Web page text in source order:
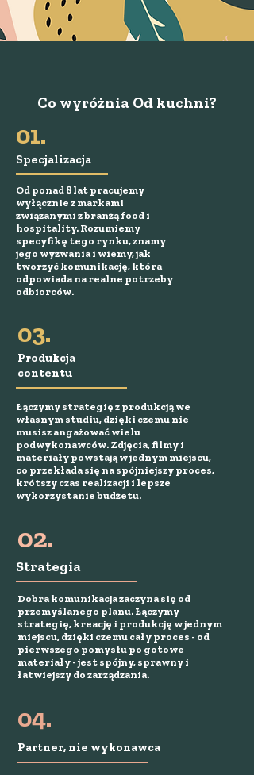
Co wyróżnia Od kuchni?
01.
Specjalizacja
Od ponad 8 lat pracujemy
wyłącznie z markami
związanymi z branżą food i
hospitality. Rozumiemy
specyfikę tego rynku, znamy
jego wyzwania i wiemy, jak
tworzyć komunikację, która
odpowiada na realne potrzeby
odbiorców.
03.
Produkcja
contentu
Łączymy strategię z produkcją we
własnym studiu, dzięki czemu nie
musisz angażować wielu
podwykonawców. Zdjęcia, filmy i
materiały powstają w jednym miejscu,
co przekłada się na spójniejszy proces,
krótszy czas realizacji i lepsze
wykorzystanie budżetu.
02.
Strategia
Dobra komunikacja zaczyna się od
przemyślanego planu. Łączymy
strategię, kreację i produkcję w jednym
miejscu, dzięki czemu cały proces - od
pierwszego pomysłu po gotowe
materiały - jest spójny, sprawny i
łatwiejszy do zarządzania.
04.
Partner, nie wykonawca